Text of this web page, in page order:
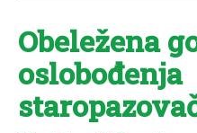
Obeležena
oslobođenja